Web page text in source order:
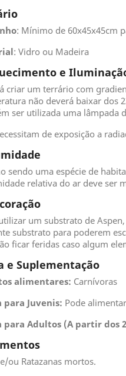
: Mínimo de 60x45x45cm
: Vidro ou Madeira
e
criar um terrário com
não deverá baixar dos
ser utilizada uma lâmpada
de exposição a
sendo uma espécie de
relativa do ar deve ser
um substrato de
substrato para poderem
ficar feridas caso algum
e Suplementação
alimentares: Carnívoras
para Juvenis: Pode
para Adultos (A partir dos
ou Ratazanas mortos.